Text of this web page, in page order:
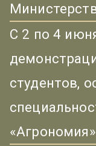
С 2 по 4
студентов,